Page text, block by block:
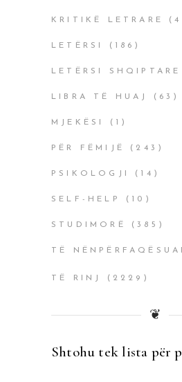
KRITIKË LETRARE
LETËRSI (186)
LETËRSI SHQIPTARE
LIBRA TË HUAJ (63)
MJEKËSI (1)
PËR FËMIJË (243)
PSIKOLOGJI (14)
SELF-HELP (10)
STUDIMORË (385)
TË
TË RINJ (2229)
❦
Shtohu tek lista për